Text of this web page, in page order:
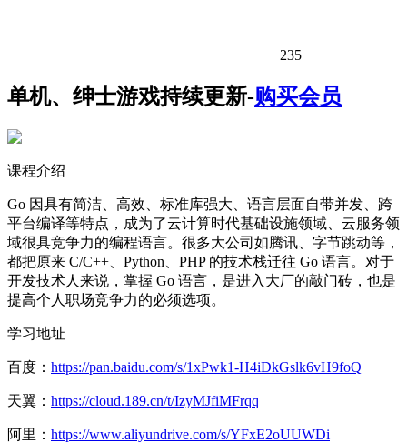
235
单机、绅士游戏持续更新-购买会员
课程介绍
Go 因具有简洁、高效、标准库强大、语言层面自带并发、跨
平台编译等特点，成为了云计算时代基础设施领域、云服务领
域很具竞争力的编程语言。很多大公司如腾讯、字节跳动等，
都把原来 C/C++、Python、PHP 的技术栈迁往 Go 语言。对于
开发技术人来说，掌握 Go 语言，是进入大厂的敲门砖，也是
提高个人职场竞争力的必须选项。
学习地址
百度： https://pan.baidu.com/s/1xPwk1-H4iDkGslk6vH9foQ
天翼： https://cloud.189.cn/t/IzyMJfiMFrqq
阿里： https://www.aliyundrive.com/s/YFxE2oUUWDi